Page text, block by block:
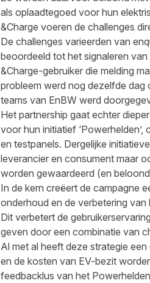
als oplaadtegoed voor hun
&Charge voeren de challenges
De challenges varieerden van
beoordeeld tot het signaleren
&Charge-gebruiker die melding
probleem werd nog dezelfde dag
teams van EnBW werd
Het partnership gaat echter
voor hun initiatief
en testpanels. Dergelijke
leverancier en consument maar
worden gewaardeerd (en
In de kern creëert de campagne
onderhoud en de verbetering
Dit verbetert de
geven door een combinatie van
Al met al heeft deze strategie
en de kosten van EV-bezit
feedbacklus van het